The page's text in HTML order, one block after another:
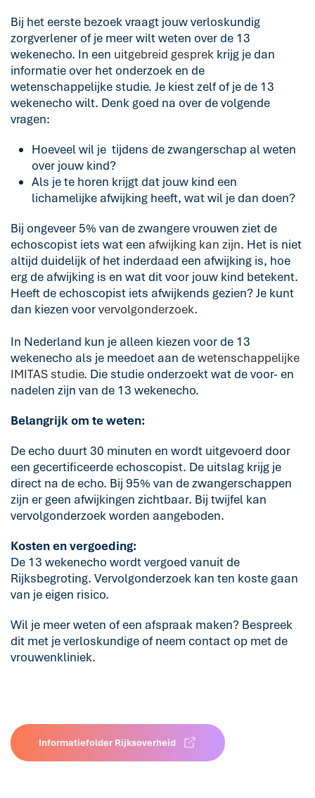
Bij het eerste bezoek vraagt jouw verloskundig
zorgverlener of je meer wilt weten over de 13
wekenecho. In een uitgebreid gesprek krijg je dan
informatie over het onderzoek en de
wetenschappelijke studie. Je kiest zelf of je de 13
wekenecho wilt. Denk goed na over de volgende
vragen:
Hoeveel wil je tijdens de zwangerschap al weten
over jouw kind?
Als je te horen krijgt dat jouw kind een
lichamelijke afwijking heeft, wat wil je dan doen?
Bij ongeveer 5% van de zwangere vrouwen ziet de
echoscopist iets wat een afwijking kan zijn. Het is niet
altijd duidelijk of het inderdaad een afwijking is, hoe
erg de afwijking is en wat dit voor jouw kind betekent.
Heeft de echoscopist iets afwijkends gezien? Je kunt
dan kiezen voorvervolgonderzoek.
In Nederland kun je alleen kiezen voor de 13
wekenecho als je meedoet aan dewetenschappelijke
IMITAS studie. Die studie onderzoekt wat de voor- en
nadelen zijn van de 13 wekenecho.
Belangrijk om te weten:
De echo duurt 30 minuten en wordt uitgevoerd door
een gecertificeerde echoscopist. De uitslag krijg je
direct na de echo. Bij 95% van de zwangerschappen
zijn er geen afwijkingen zichtbaar. Bij twijfel kan
vervolgonderzoek worden aangeboden.
Kosten en vergoeding:
De 13 wekenecho wordt vergoed vanuit de
Rijksbegroting. Vervolgonderzoek kan ten koste gaan
van je eigen risico.
Wil je meer weten of een afspraak maken? Bespreek
dit met je verloskundige of neem contact op met de
vrouwenkliniek.
Informatiefolder Rijksoverheid